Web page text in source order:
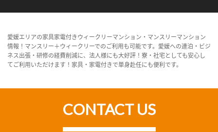
愛媛エリアの家具家電付きウィークリーマンション・マンスリーマンション
情報！マンスリー＋ウィークリーでのご利用も可能です。愛媛への連泊・ビジ
ネス出張・研修の経費削減に、法人様にも大好評！寮・社宅としても安心し
てご利用いただけます！家具・家電付きで単身赴任にも便利です。
CONTACT US